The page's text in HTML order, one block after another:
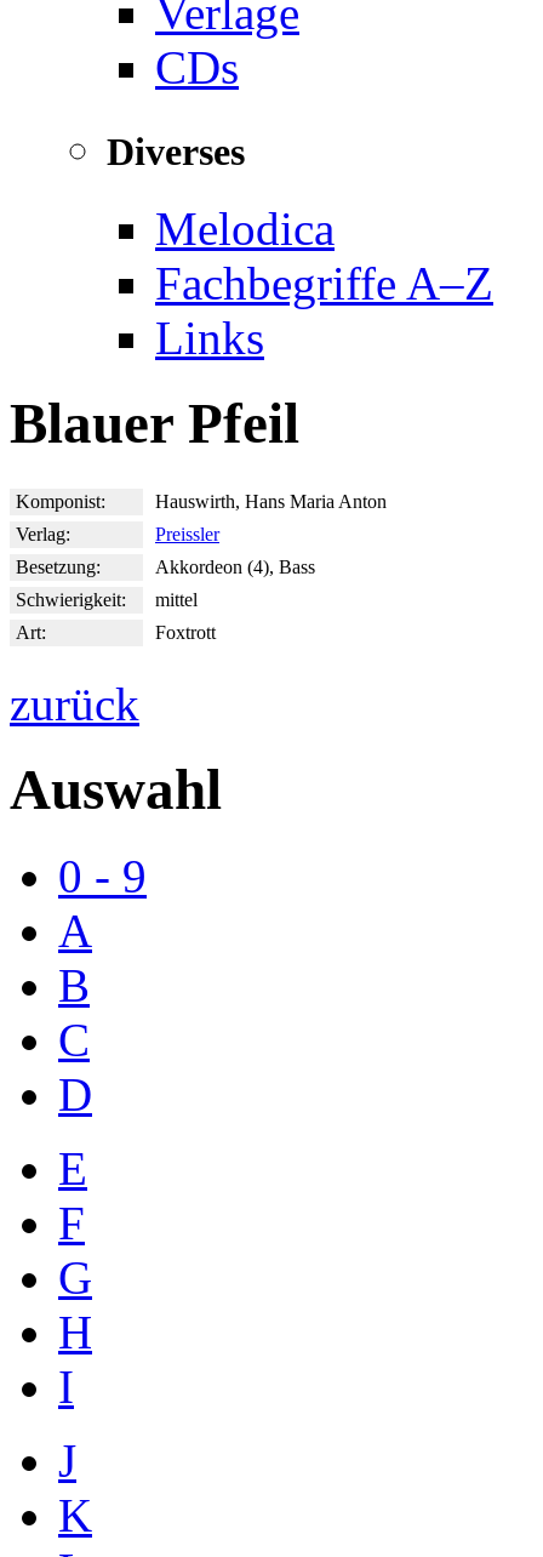
Verlage
CDs
Diverses
Melodica
Fachbegriffe A–Z
Links
Blauer Pfeil
Komponist:
Hauswirth, Hans Maria Anton
Verlag:
Preissler
Besetzung:
Akkordeon (4), Bass
Schwierigkeit:
mittel
Art:
Foxtrott
zurück
Auswahl
0 - 9
A
B
C
D
E
F
G
H
I
J
K